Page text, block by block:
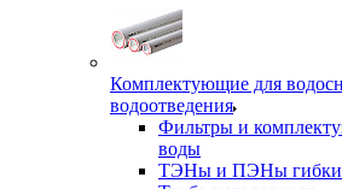
Комплектующие для
водоотведения
Фильтры и
воды
ТЭНы и ПЭНы